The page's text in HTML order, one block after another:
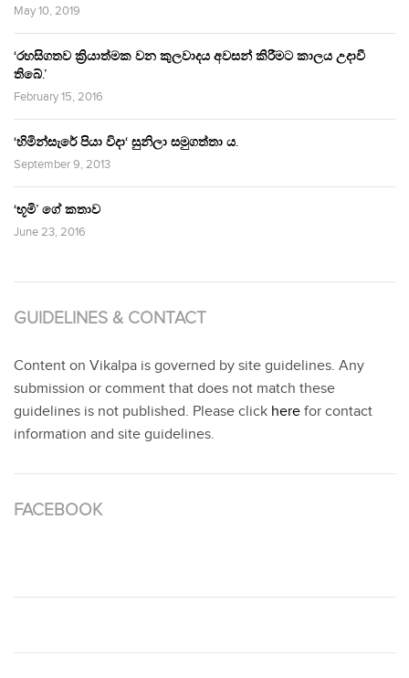
May 10, 2019
‘රහසිගතව ක්‍රියාත්මක වන කුලවාදය අවසන් කිරීමට කාලය උදාවී
තිබේ.’
February 15, 2016
‘හිමින්සැරේ පියා විදා‘ සුනිලා සමුගත්තා ය.
September 9, 2013
‘භූමි’ ගේ කතාව
June 23, 2016
GUIDELINES & CONTACT
Content on Vikalpa is governed by site guidelines. Any
submission or comment that does not match these
guidelines is not published. Please click here for contact
information and site guidelines.
FACEBOOK